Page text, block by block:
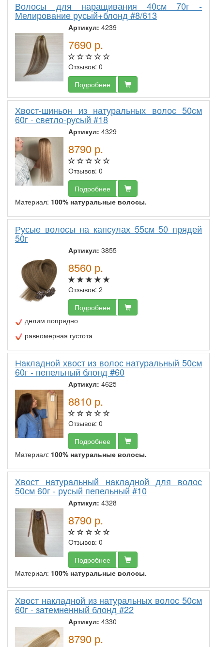
Волосы для наращивания 40см 70г -
Мелирование русый+блонд #8/613
Артикул: 4239
7690 р.
Отзывов: 0
Подробнее
Хвост-шиньон из натуральных волос 50см
60г - светло-русый #18
Артикул: 4329
8790 р.
Отзывов: 0
Подробнее
Материал: 100% натуральные волосы.
Русые волосы на капсулах 55см 50 прядей
50г
Артикул: 3855
8560 р.
Отзывов: 2
Подробнее
делим попрядно
равномерная густота
Накладной хвост из волос натуральный 50см
60г - пепельный блонд #60
Артикул: 4625
8810 р.
Отзывов: 0
Подробнее
Материал: 100% натуральные волосы.
Хвост натуральный накладной для волос
50см 60г - русый пепельный #10
Артикул: 4328
8790 р.
Отзывов: 0
Подробнее
Материал: 100% натуральные волосы.
Хвост накладной из натуральных волос 50см
60г - затемненный блонд #22
Артикул: 4330
8790 р.